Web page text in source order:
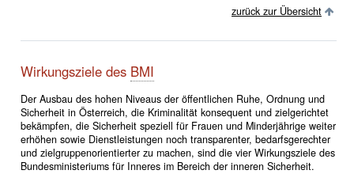
zurück zur Übersicht
Wirkungsziele des BMI
Der Ausbau des hohen Niveaus der öffentlichen Ruhe, Ordnung und
Sicherheit in Österreich, die Kriminalität konsequent und zielgerichtet
bekämpfen, die Sicherheit speziell für Frauen und Minderjährige weiter
erhöhen sowie Dienstleistungen noch transparenter, bedarfsgerechter
und zielgruppenorientierter zu machen, sind die vier Wirkungsziele des
Bundesministeriums für Inneres im Bereich der inneren Sicherheit.